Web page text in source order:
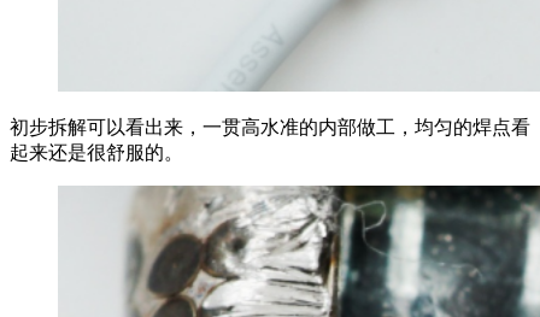
初步拆解可以看出来，一贯高水准的内部做工，均匀的焊点看
起来还是很舒服的。